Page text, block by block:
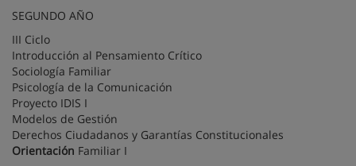
SEGUNDO AÑO
III Ciclo
Introducción al Pensamiento Crítico
Sociología Familiar
Psicología de la Comunicación
Proyecto IDIS I
Modelos de Gestión
Derechos Ciudadanos y Garantías Constitucionales
Orientación Familiar I